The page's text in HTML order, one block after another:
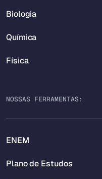
Biologia
Química
Física
NOSSAS FERRAMENTAS:
ENEM
Plano de Estudos